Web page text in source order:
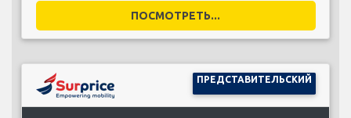
ПОСМОТРЕТЬ...
ПРЕДСТАВИТЕЛЬСКИЙ